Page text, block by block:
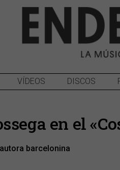
VÍDEOS DISCOS
en el
barcelonina